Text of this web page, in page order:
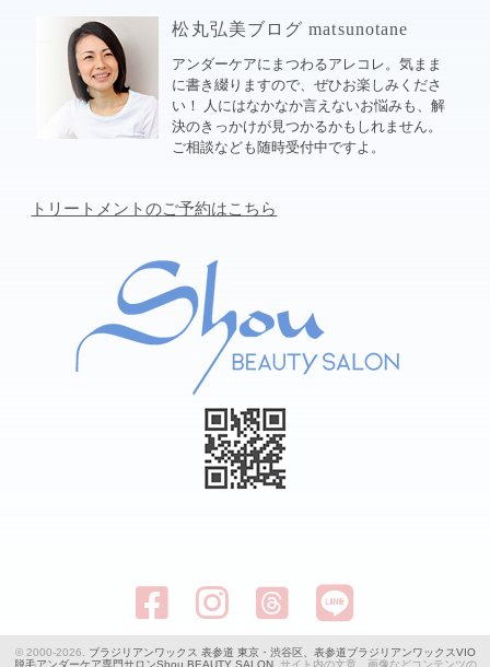
松丸弘美ブログ matsunotane
アンダーケアにまつわるアレコレ。気まま
に書き綴りますので、ぜひお楽しみくださ
い！ 人にはなかなか言えないお悩みも、解
決のきっかけが見つかるかもしれません。
ご相談なども随時受付中ですよ。
トリートメントのご予約はこちら
© 2000-2026.
ブラジリアンワックス 表参道 東京・渋谷区、表参道ブラジリアンワックスVIO
脱毛アンダーケア専門サロンShou BEAUTY SALON. サイト内の文章、画像などコンテンツの